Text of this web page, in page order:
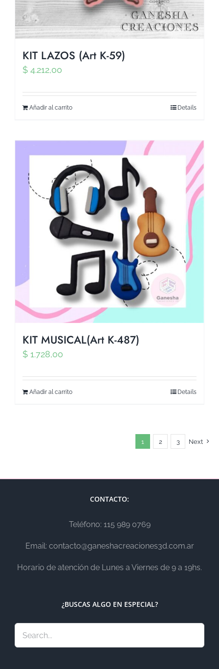
KIT LAZOS (Art K-59)
$ 4.212,00
Añadir al carrito Details
KIT MUSICAL(Art K-487)
$ 1.728,00
Añadir al carrito Details
1 2 3 Next
CONTACTO:
Teléfono: 115 989 0769
Email: contacto@ganeshacreaciones3d.com.ar
Horario de atención de Lunes a Viernes de 9 a 19hs.
¿BUSCAS ALGO EN ESPECIAL?